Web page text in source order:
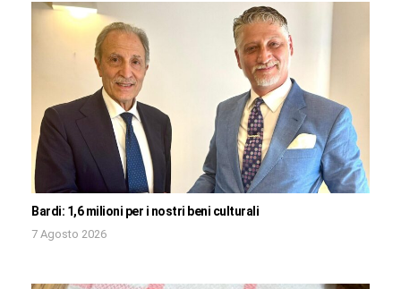
Bardi: 1,6 milioni per i nostri beni culturali
7 Agosto 2026